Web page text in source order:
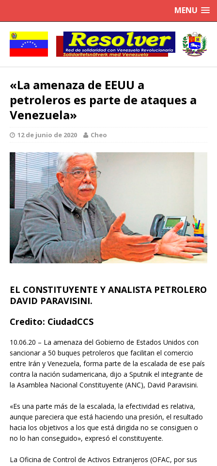
MENU
«La amenaza de EEUU a
petroleros es parte de ataques a
Venezuela»
12 de junio de 2020 Cheo
EL CONSTITUYENTE Y ANALISTA PETROLERO
DAVID PARAVISINI.
Credito: CiudadCCS
10.06.20 – La amenaza del Gobierno de Estados Unidos con
sancionar a 50 buques petroleros que facilitan el comercio
entre Irán y Venezuela, forma parte de la escalada de ese país
contra la nación sudamericana, dijo a Sputnik el integrante de
la Asamblea Nacional Constituyente (ANC), David Paravisini.
«Es una parte más de la escalada, la efectividad es relativa,
aunque pareciera que está haciendo una presión, el resultado
hacia los objetivos a los que está dirigida no se consiguen o
no lo han conseguido», expresó el constituyente.
La Oficina de Control de Activos Extranjeros (OFAC, por sus